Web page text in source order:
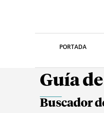
PORTADA
Guía
Buscador